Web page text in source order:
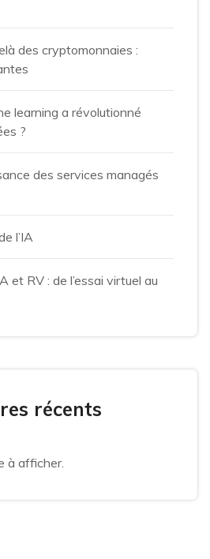
des cryptomonnaies :
learning a révolutionné
?
des services managés
l’IA
et RV : de l’essai virtuel au
récents
à afficher.